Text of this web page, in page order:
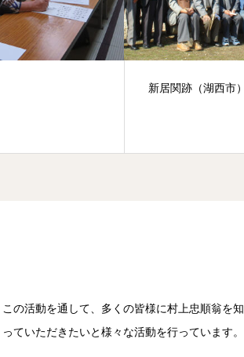
新居関跡（湖西市）
この活動を通して、多くの皆様に村上忠順翁を知
っていただきたいと様々な活動を行っています。